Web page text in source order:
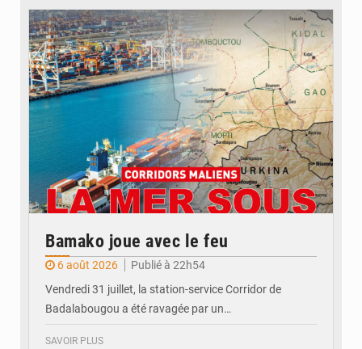
© JDM
Bamako joue avec le feu
6 août 2026
Publié à 22h54
Vendredi 31 juillet, la station-service Corridor de
Badalabougou a été ravagée par un…
SAVOIR PLUS